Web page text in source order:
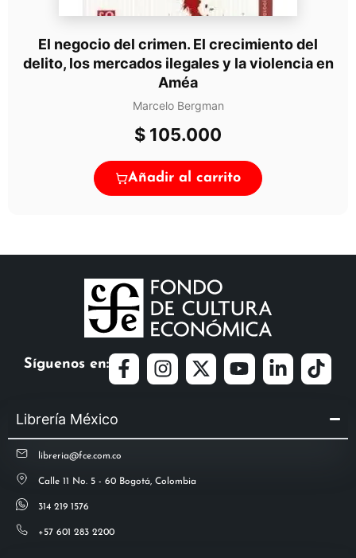
El negocio del crimen. El crecimiento del
delito, los mercados ilegales y la violencia en
Améa
Marcelo Bergman
$ 105.000
Añadir al carrito
Síguenos en:
Librería México
libreria@fce.com.co
Calle 11 No. 5 - 60 Bogotá, Colombia
314 219 1576
+57 601 283 2200